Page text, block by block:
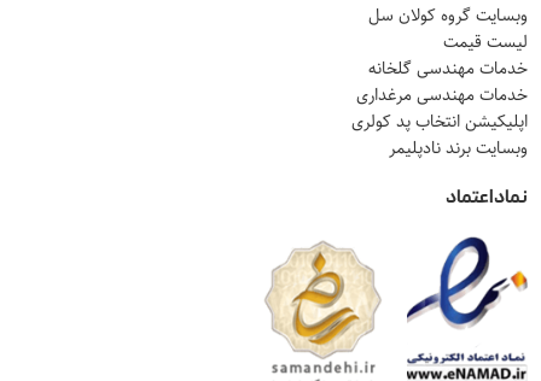
وبسایت گروه کولان سل
لیست قیمت
خدمات مهندسی گلخانه
خدمات مهندسی مرغداری
اپلیکیشن انتخاب پد کولری
وبسایت برند نادپلیمر
نماد اعتماد